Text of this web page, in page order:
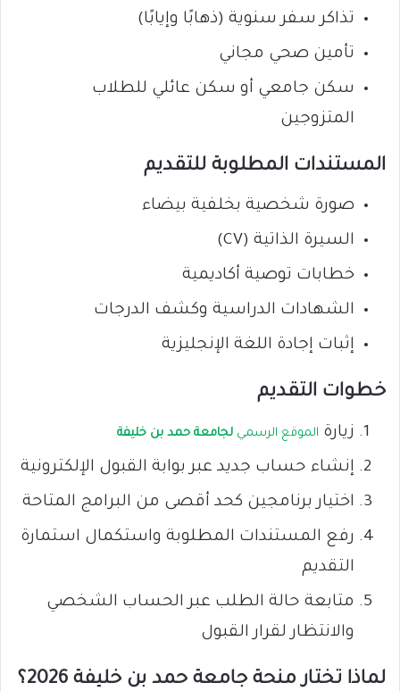
تذاكر سفر سنوية (ذهابًا وإيابًا)
تأمين صحي مجاني
سكن جامعي أو سكن عائلي للطلاب
المتزوجين
المستندات المطلوبة للتقديم
صورة شخصية بخلفية بيضاء
السيرة الذاتية (CV)
خطابات توصية أكاديمية
الشهادات الدراسية وكشف الدرجات
إثبات إجادة اللغة الإنجليزية
خطوات التقديم
زيارة الموقع الرسمي لجامعة حمد بن خليفة
إنشاء حساب جديد عبر بوابة القبول الإلكترونية
اختيار برنامجين كحد أقصى من البرامج المتاحة
رفع المستندات المطلوبة واستكمال استمارة
التقديم
متابعة حالة الطلب عبر الحساب الشخصي
والانتظار لقرار القبول
لماذا تختار منحة جامعة حمد بن خليفة 2026؟